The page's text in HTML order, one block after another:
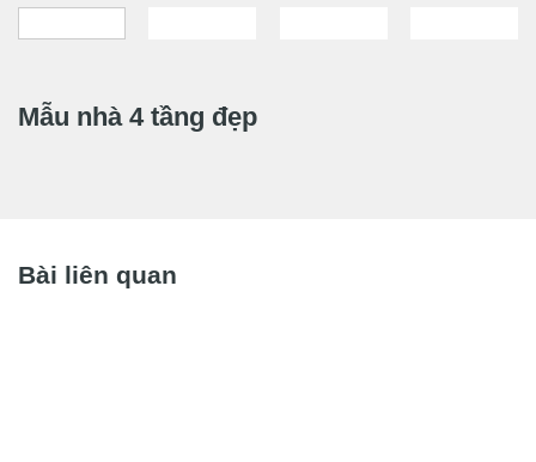
Mẫu nhà 4 tầng đẹp
Bài liên quan